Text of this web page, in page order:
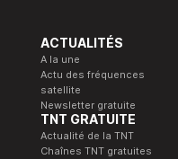
ACTUALITÉS
A la une
Actu des fréquences
satellite
Newsletter gratuite
TNT GRATUITE
Actualité de la TNT
Chaînes TNT gratuites